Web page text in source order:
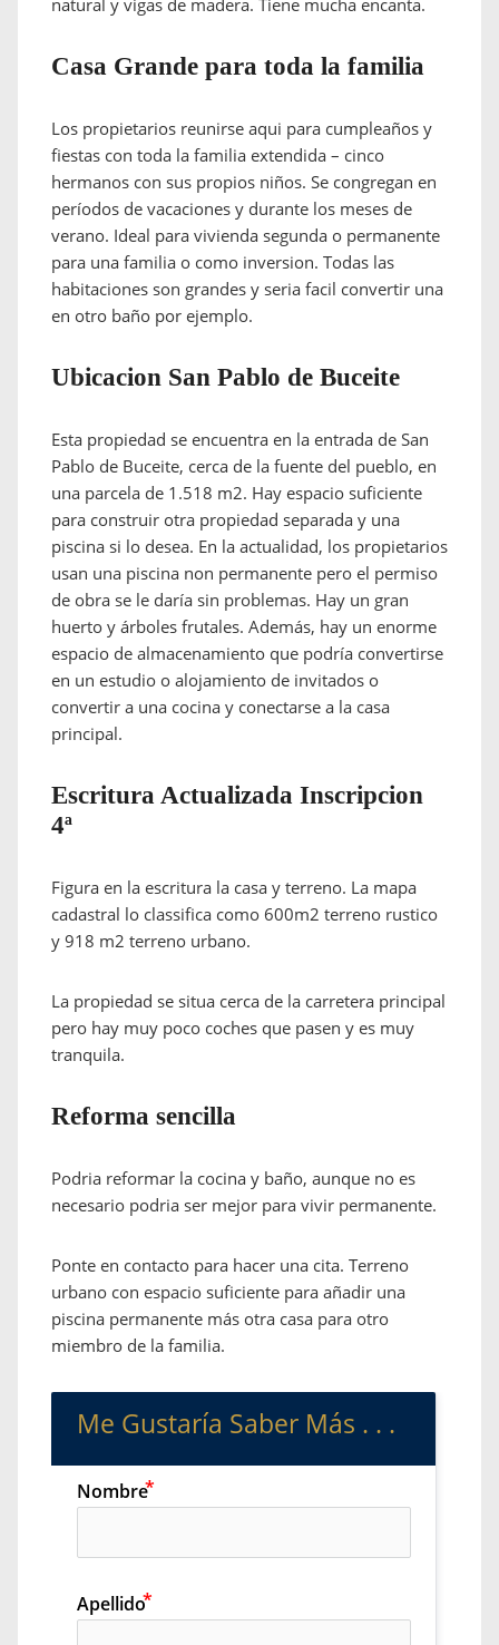
Casa Grande para toda la familia
Los propietarios reunirse aqui para cumpleaños y
fiestas con toda la familia extendida – cinco
hermanos con sus propios niños. Se congregan en
períodos de vacaciones y durante los meses de
verano. Ideal para vivienda segunda o permanente
para una familia o como inversion. Todas las
habitaciones son grandes y seria facil convertir una
en otro baño por ejemplo.
Ubicacion San Pablo de Buceite
Esta propiedad se encuentra en la entrada de San
Pablo de Buceite, cerca de la fuente del pueblo, en
una parcela de 1.518 m2. Hay espacio suficiente
para construir otra propiedad separada y una
piscina si lo desea. En la actualidad, los propietarios
usan una piscina non permanente pero el permiso
de obra se le daría sin problemas. Hay un gran
huerto y árboles frutales. Además, hay un enorme
espacio de almacenamiento que podría convertirse
en un estudio o alojamiento de invitados o
convertir a una cocina y conectarse a la casa
principal.
Escritura Actualizada Inscripcion
4ª
Figura en la escritura la casa y terreno. La mapa
cadastral lo classifica como 600m2 terreno rustico
y 918 m2 terreno urbano.
La propiedad se situa cerca de la carretera principal
pero hay muy poco coches que pasen y es muy
tranquila.
Reforma sencilla
Podria reformar la cocina y baño, aunque no es
necesario podria ser mejor para vivir permanente.
Ponte en contacto para hacer una cita. Terreno
urbano con espacio suficiente para añadir una
piscina permanente más otra casa para otro
miembro de la familia.
Me Gustaría Saber Más . . .
Nombre
Apellido